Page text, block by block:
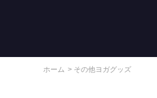
ホーム > その他ヨガグッズ